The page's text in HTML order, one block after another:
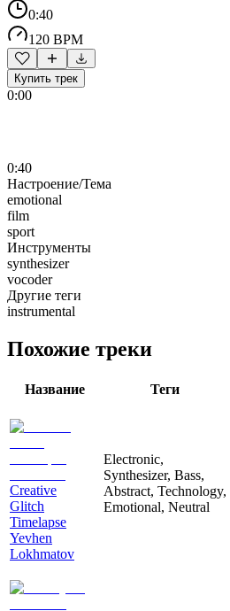
0:40
120 BPM
Купить трек
0:00
0:40
Настроение/Тема
emotional
film
sport
Инструменты
synthesizer
vocoder
Другие теги
instrumental
Похожие треки
Название Теги
Creative
Glitch
Timelapse
Yevhen
Lokhmatov
Electronic,
Synthesizer, Bass,
Abstract, Technology,
Emotional, Neutral